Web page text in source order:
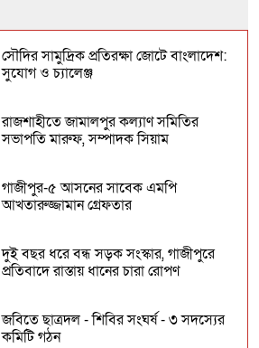
সৌদির সামুদ্রিক প্রতিরক্ষা জোটে বাংলাদেশ:
সুযোগ ও চ্যালেঞ্জ
রাজশাহীতে জামালপুর কল্যাণ সমিতির
সভাপতি মারুফ, সম্পাদক সিয়াম
গাজীপুর-৫ আসনের সাবেক এমপি
আখতারুজ্জামান গ্রেফতার
দুই বছর ধরে বন্ধ সড়ক সংস্কার, গাজীপুরে
প্রতিবাদে রাস্তায় ধানের চারা রোপণ
জবিতে ছাত্রদল - শিবির সংঘর্ষ - ৩ সদস্যের
কমিটি গঠন